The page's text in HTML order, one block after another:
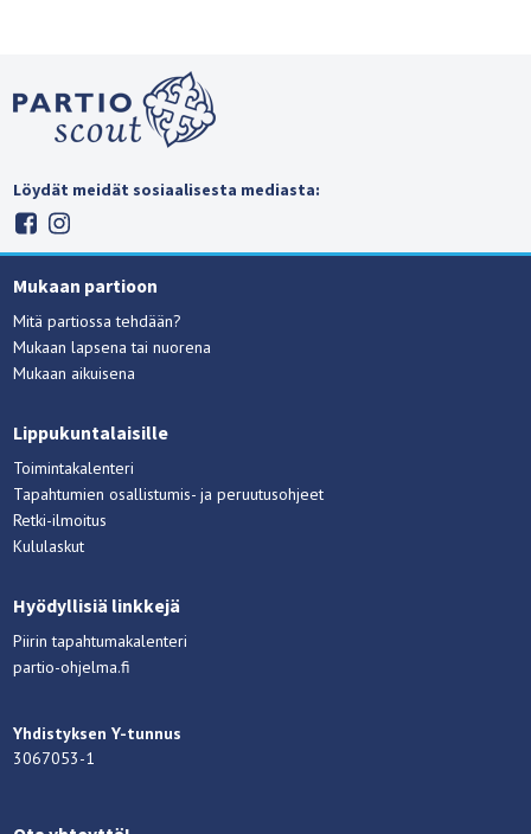
Löydät meidät sosiaalisesta mediasta:
Mukaan partioon
Mitä partiossa tehdään?
Mukaan lapsena tai nuorena
Mukaan aikuisena
Lippukuntalaisille
Toimintakalenteri
Tapahtumien osallistumis- ja peruutusohjeet
Retki-ilmoitus
Kululaskut
Hyödyllisiä linkkejä
Piirin tapahtumakalenteri
partio-ohjelma.fi
Yhdistyksen Y-tunnus
3067053-1